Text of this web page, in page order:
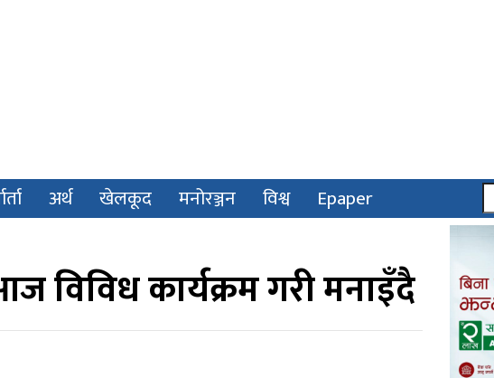
अर्थ खेलकूद मनोरञ्जन विश्व Epaper
विविध कार्यक्रम गरी मनाइँदै